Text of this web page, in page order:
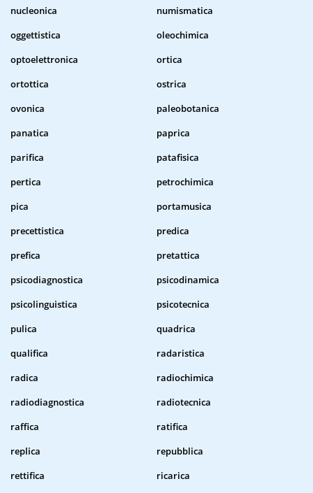
nucleonica
numismatica
oggettistica
oleochimica
optoelettronica
ortica
ortottica
ostrica
ovonica
paleobotanica
panatica
paprica
parifica
patafisica
pertica
petrochimica
pica
portamusica
precettistica
predica
prefica
pretattica
psicodiagnostica
psicodinamica
psicolinguistica
psicotecnica
pulica
quadrica
qualifica
radaristica
radica
radiochimica
radiodiagnostica
radiotecnica
raffica
ratifica
replica
repubblica
rettifica
ricarica